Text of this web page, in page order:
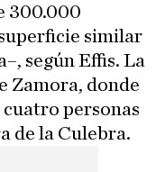
300.000
similar
según Effis. La
Zamora, donde
cuatro personas
de la Culebra.